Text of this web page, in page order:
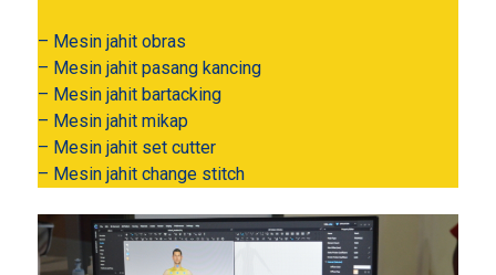
– Mesin jahit obras
– Mesin jahit pasang kancing
– Mesin jahit bartacking
– Mesin jahit mikap
– Mesin jahit set cutter
– Mesin jahit change stitch